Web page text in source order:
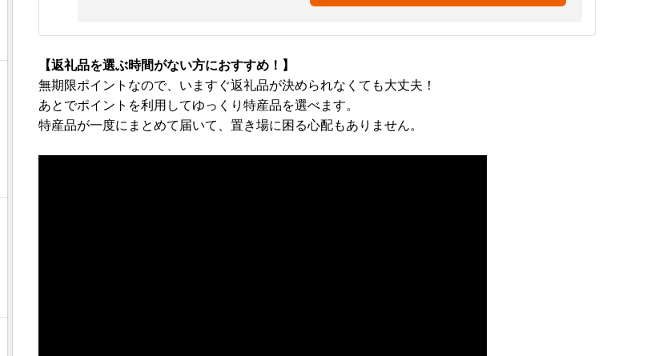
【返礼品を選ぶ時間がない方におすすめ！】
無期限ポイントなので、いますぐ返礼品が決められなくても大丈夫！
あとでポイントを利用してゆっくり特産品を選べます。
特産品が一度にまとめて届いて、置き場に困る心配もありません。